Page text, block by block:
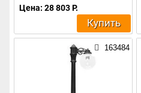
Цена: 28 803 Р.
Купить
163484